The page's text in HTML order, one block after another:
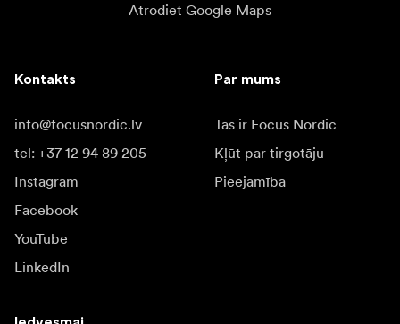
Atrodiet Google Maps
Kontakts
info@focusnordic.lv
tel: +37 12 94 89 205
Instagram
Facebook
YouTube
LinkedIn
Par mums
Tas ir Focus Nordic
Kļūt par tirgotāju
Pieejamība